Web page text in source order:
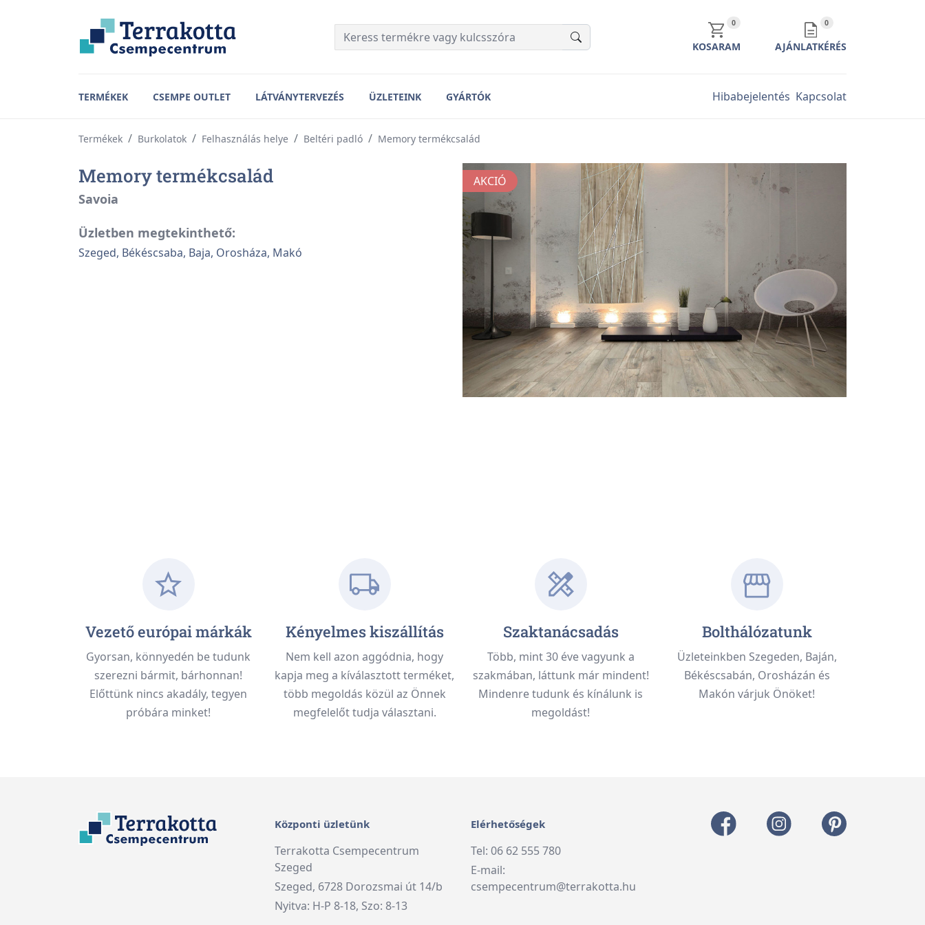
0KOSÁR TARTALMA
KOSARAM
0AJÁNLATKÉRÉS TARTALMA
AJÁNLATKÉRÉS
TERMÉKEK CSEMPE OUTLET LÁTVÁNYTERVEZÉS ÜZLETEINK GYÁRTÓK Hibabejelentés Kapcsolat
Termékek Burkolatok Felhasználás helye Beltéri padló Memory termékcsalád
Memory termékcsalád
Savoia
Üzletben megtekinthető:
Szeged, Békéscsaba, Baja, Orosháza, Makó
AKCIÓ
Vezető európai márkák
Gyorsan, könnyedén be tudunk
szerezni bármit, bárhonnan!
Előttünk nincs akadály, tegyen
próbára minket!
Kényelmes kiszállítás
Nem kell azon aggódnia, hogy
kapja meg a kíválasztott terméket,
több megoldás közül az Önnek
megfelelőt tudja választani.
Szaktanácsadás
Több, mint 30 éve vagyunk a
szakmában, láttunk már mindent!
Mindenre tudunk és kínálunk is
megoldást!
Bolthálózatunk
Üzleteinkben Szegeden, Baján,
Békéscsabán, Orosházán és
Makón várjuk Önöket!
Központi üzletünk
Terrakotta Csempecentrum
Szeged
Szeged, 6728 Dorozsmai út 14/b
Nyitva: H-P 8-18, Szo: 8-13
Elérhetőségek
Tel: 06 62 555 780
E-mail:
csempecentrum@terrakotta.hu